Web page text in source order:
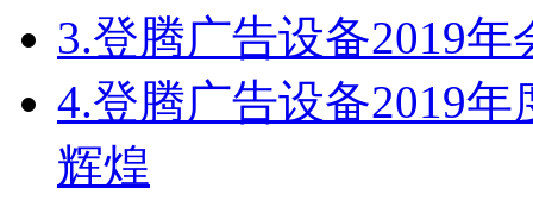
3.登腾广告设备2019
4.登腾广告设备2019
辉煌